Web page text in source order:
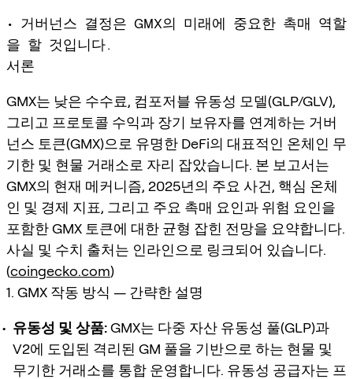
• 거버넌스 결정은 GMX의 미래에 중요한 촉매 역할
을 할 것입니다.
서론
GMX는 낮은 수수료, 컴포저블 유동성 모델(GLP/GLV),
그리고 프로토콜 수익과 장기 보유자를 연계하는 거버
넌스 토큰(GMX)으로 유명한 DeFi의 대표적인 온체인 무
기한 및 현물 거래소로 자리 잡았습니다. 본 보고서는
GMX의 현재 메커니즘, 2025년의 주요 사건, 핵심 온체
인 및 경제 지표, 그리고 주요 촉매 요인과 위험 요인을
포함한 GMX 토큰에 대한 균형 잡힌 전망을 요약합니다.
사실 및 수치 출처는 인라인으로 링크되어 있습니다.
(coingecko.com)
1. GMX 작동 방식 — 간략한 설명
유동성 및 상품:GMX는 다중 자산 유동성 풀(GLP)과
V2에 도입된 격리된 GM 풀을 기반으로 하는 현물 및
무기한 거래소를 통합 운영합니다. 유동성 공급자는 프